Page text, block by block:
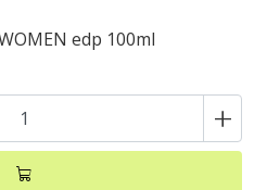
edp 100ml
+